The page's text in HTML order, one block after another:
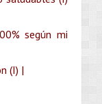
según mi
(I) |